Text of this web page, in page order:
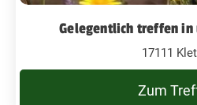
Gelegentlich treffen in
17111
Zum